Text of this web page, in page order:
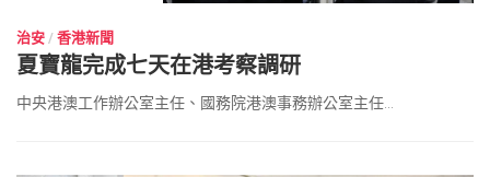
治安 / 香港新聞
夏寶龍完成七天在港考察調研
中央港澳工作辦公室主任、國務院港澳事務辦公室主任...